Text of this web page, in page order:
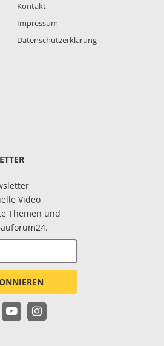
Kontakt
Impressum
Datenschutzerklärung
Video
Themen und